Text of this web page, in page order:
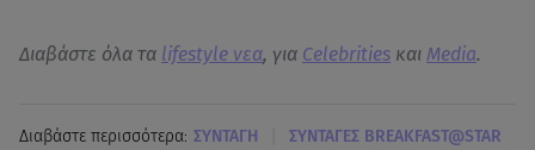
Διαβάστε όλα τα lifestyle νεα, για Celebrities και Media.
Διαβάστε περισσότερα: ΣΥΝΤΑΓΗ ΣΥΝΤΑΓΕΣ BREAKFAST@STAR